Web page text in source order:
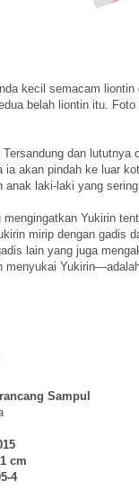
kecil semacam
belah liontin itu.
dan
akan pindah ke luar
anak laki-laki yang
Yukirin
mirip dengan gadis
lain yang juga
menyukai
Sampul
cm
4